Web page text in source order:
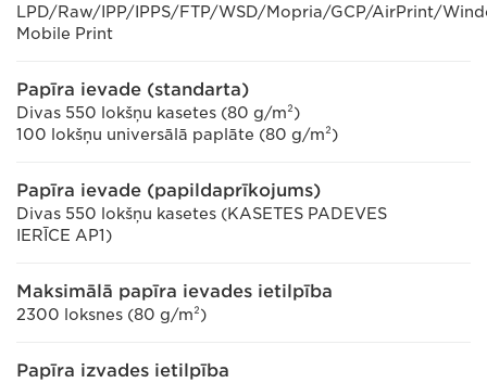
LPD/Raw/IPP/IPPS/FTP/WSD/Mopria/GCP/AirPrint/
Mobile Print
Papīra ievade (standarta)
Divas 550 lokšņu kasetes (80 g/m²)
100 lokšņu universālā paplāte (80 g/m²)
Papīra ievade (papildaprīkojums)
Divas 550 lokšņu kasetes (KASETES PADEVES
IERĪCE AP1)
Maksimālā papīra ievades ietilpība
2300 loksnes (80 g/m²)
Papīra izvades ietilpība